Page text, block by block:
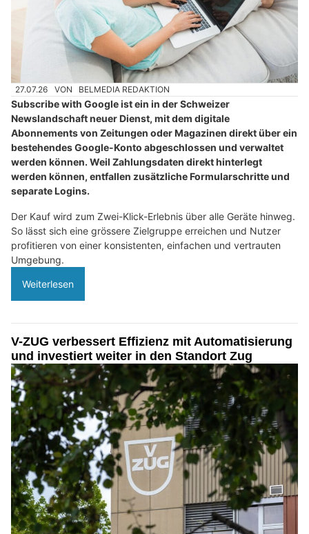
27.07.26 VON BELMEDIA REDAKTION
Subscribe with Google ist ein in der Schweizer
Newslandschaft neuer Dienst, mit dem digitale
Abonnements von Zeitungen oder Magazinen direkt über ein
bestehendes Google-Konto abgeschlossen und verwaltet
werden können. Weil Zahlungsdaten direkt hinterlegt
werden können, entfallen zusätzliche Formularschritte und
separate Logins.
Der Kauf wird zum Zwei-Klick-Erlebnis über alle Geräte hinweg.
So lässt sich eine grössere Zielgruppe erreichen und Nutzer
profitieren von einer konsistenten, einfachen und vertrauten
Umgebung.
Weiterlesen
V-ZUG verbessert Effizienz mit Automatisierung
und investiert weiter in den Standort Zug